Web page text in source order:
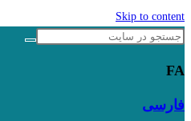
Skip to content
FA
فارسی